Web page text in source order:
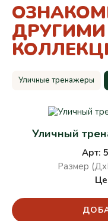
ДРУГИМИ
Уличные тренажеры
Уличный
Арт:
Размер